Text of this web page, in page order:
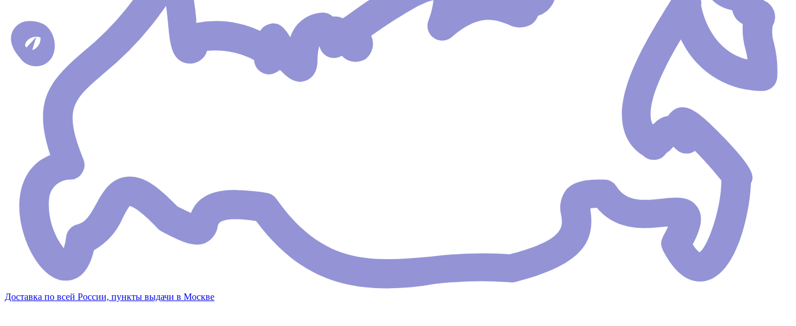
Доставка по всей России, пункты выдачи в Москве